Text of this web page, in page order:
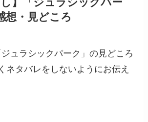
し】「ジュラシックパー
想・見どころ
ュラシックパーク」の見どころ
ネタバレをしないようにお伝え